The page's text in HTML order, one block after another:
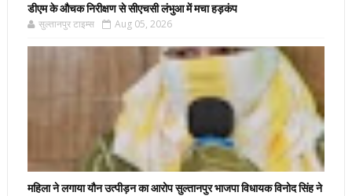
डीएम के औचक निरीक्षण से सीएचसी लंभुआ में मचा हड़कंप
सुल्तानपुर टाइम्स Aug 05, 2026
महिला ने लगाया यौन उत्पीड़न का आरोप सुल्तानपुर भाजपा विधायक विनोद सिंह ने